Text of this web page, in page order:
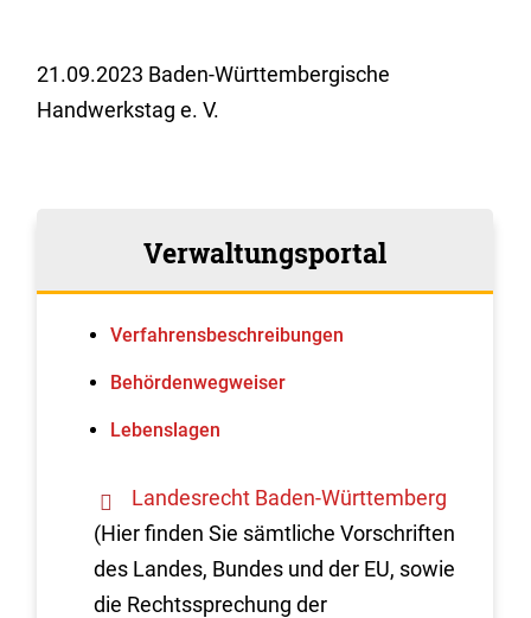
21.09.2023 Baden-Württembergische
Handwerkstag e. V.
Verwaltungsportal
Verfahrens­beschreibungen
Behördenwegweiser
Lebenslagen
Landesrecht Baden-Württemberg
(Hier finden Sie sämtliche Vorschriften
des Landes, Bundes und der EU, sowie
die Rechtssprechung der